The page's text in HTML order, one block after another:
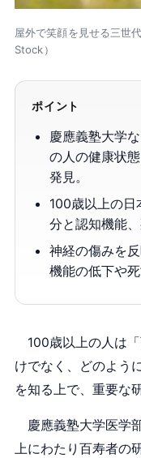
屋外で笑顔を見せる三世
Stock）
ポイント
慶應義塾大学
の人の健康状
発見。
100歳以上の
分と認知機能
神経の傷みを
機能の低下や
100歳以上の人は
けでなく、どのよう
を知る上で、重要な
慶應義塾大学医学
上にわたり百寿者の